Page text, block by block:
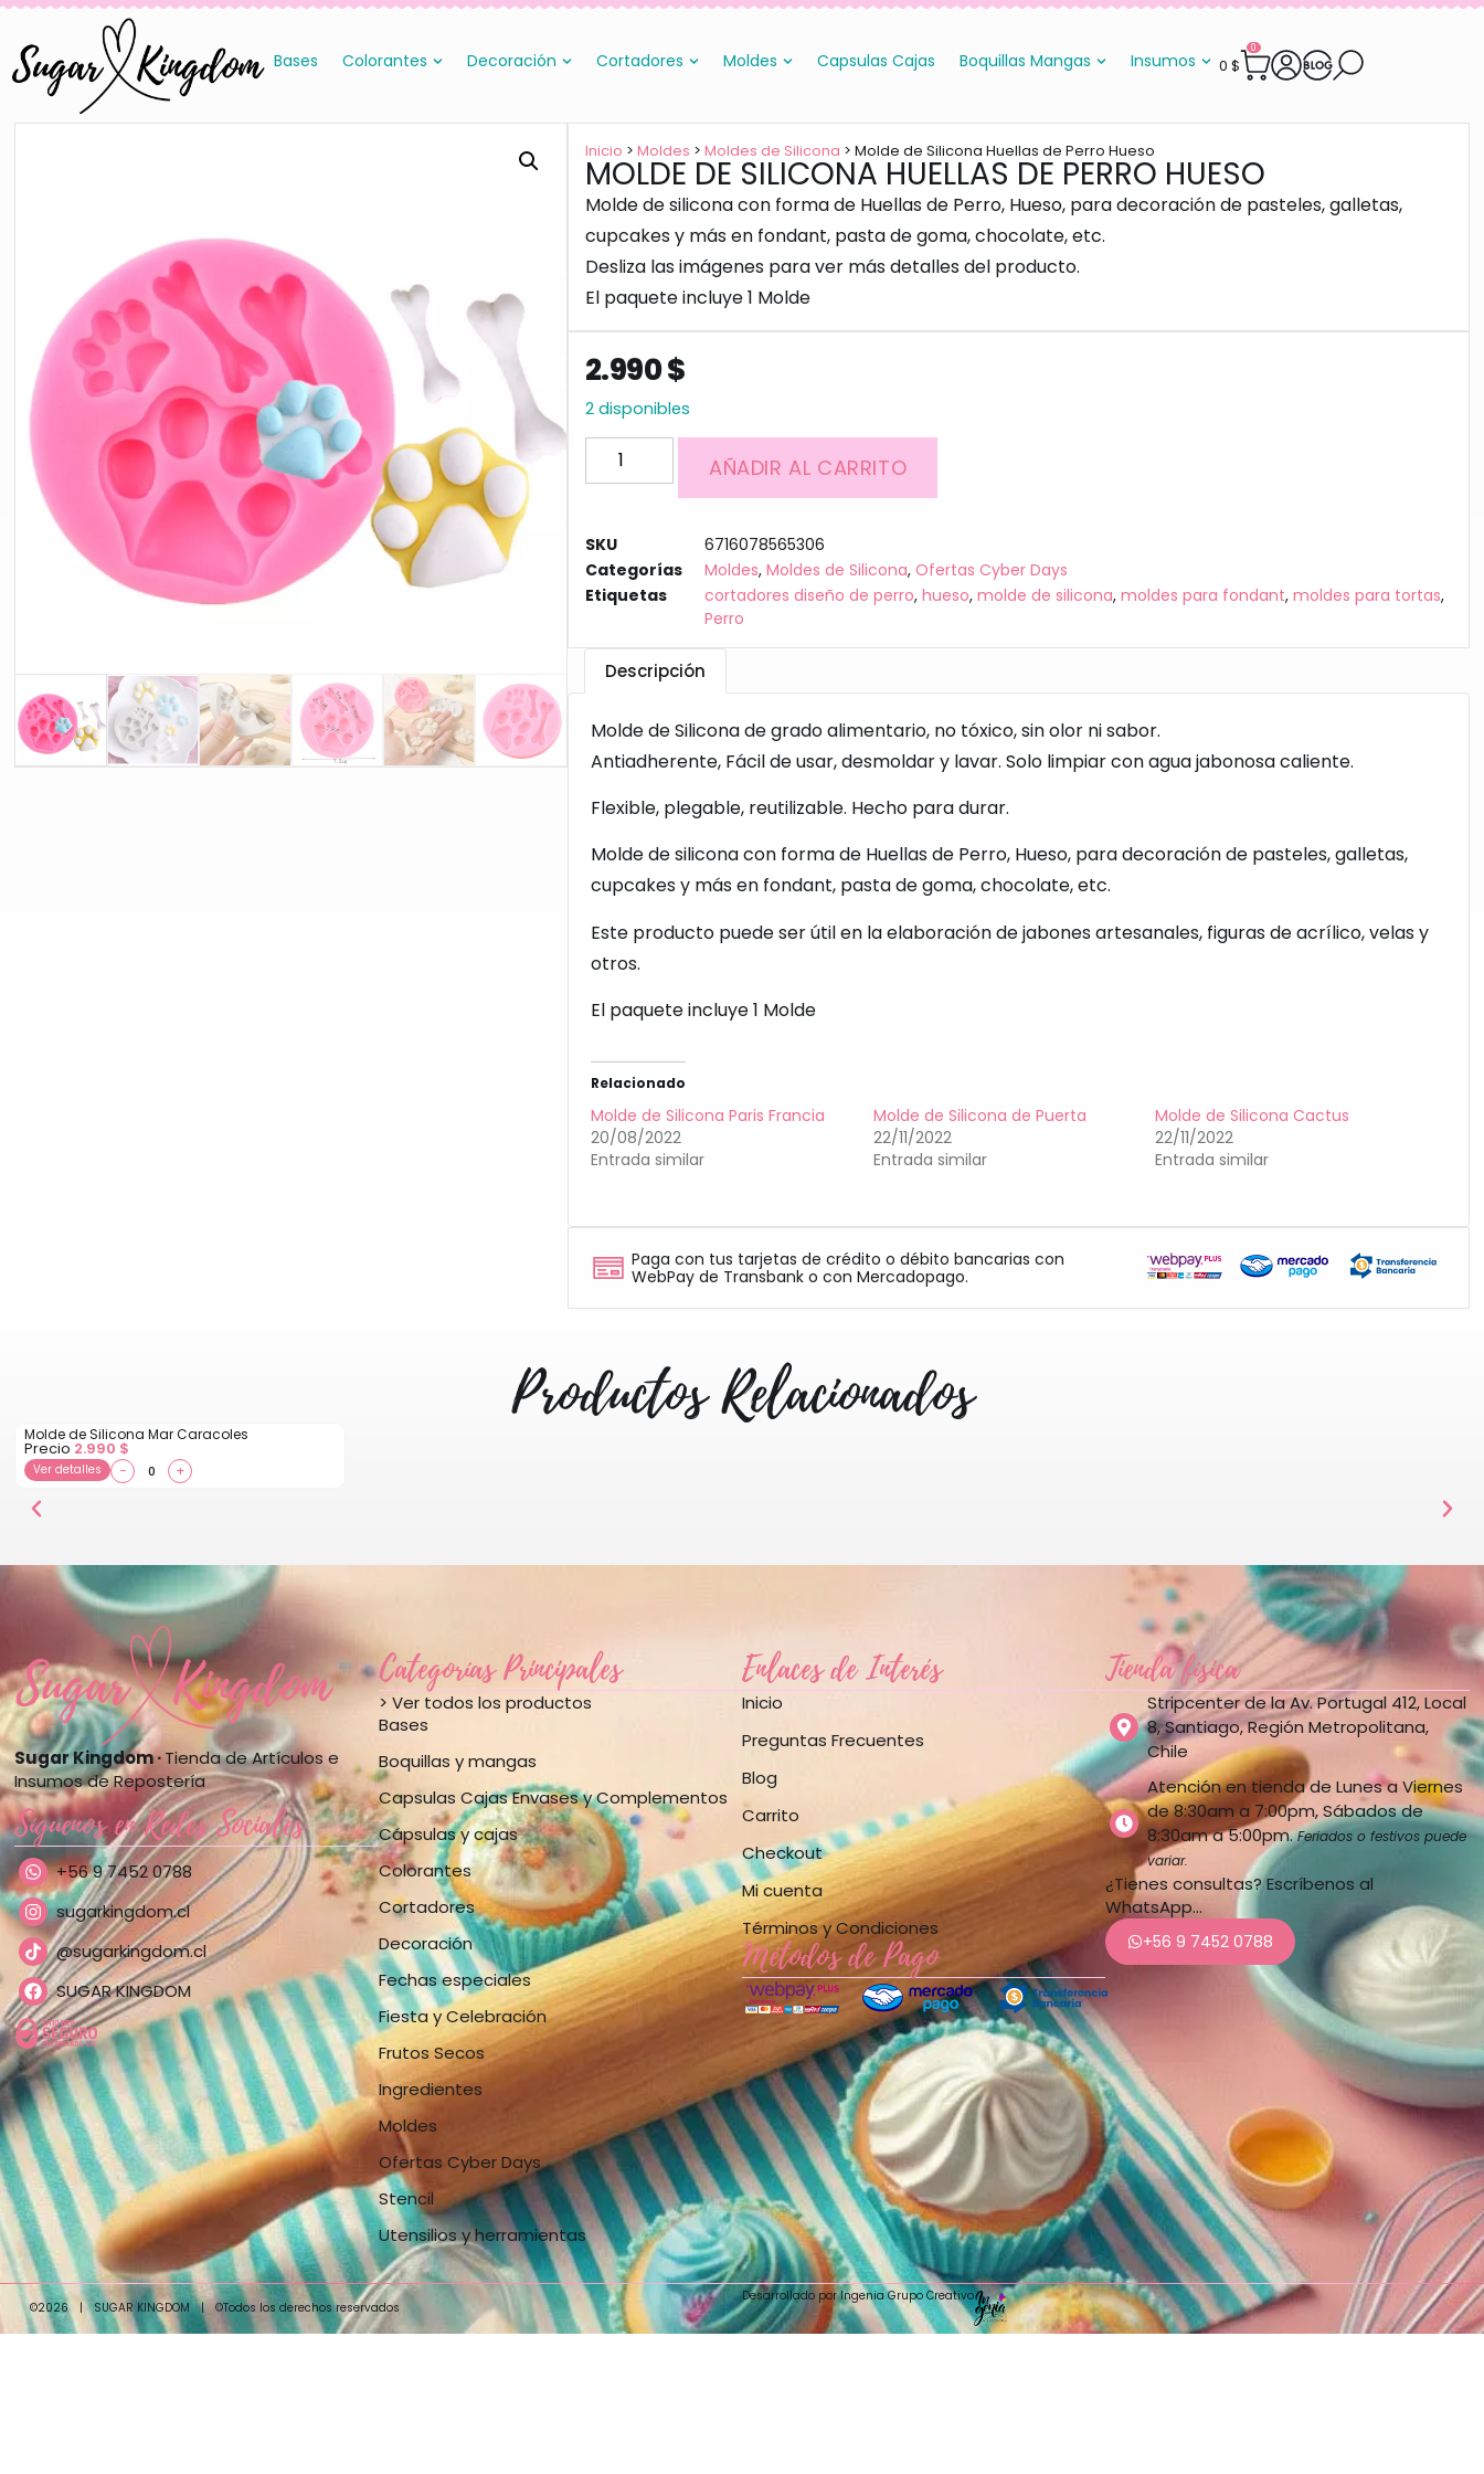
Bases Colorantes Decoración Cortadores Moldes Capsulas Cajas Boquillas Mangas Insumos 0 $
0
Inicio > Moldes > Moldes de Silicona > Molde de Silicona Huellas de Perro Hueso
MOLDE DE SILICONA HUELLAS DE PERRO HUESO
Molde de silicona con forma de Huellas de Perro, Hueso, para decoración de pasteles, galletas,
cupcakes y más en fondant, pasta de goma, chocolate, etc.
Desliza las imágenes para ver más detalles del producto.
El paquete incluye 1 Molde
2.990$
2 disponibles
AÑADIR AL CARRITO
SKU
6716078565306
Categorías
Moldes, Moldes de Silicona, Ofertas Cyber Days
Etiquetas
cortadores diseño de perro, hueso, molde de silicona, moldes para fondant, moldes para tortas,
Perro
Descripción
Molde de Silicona de grado alimentario, no tóxico, sin olor ni sabor.
Antiadherente, Fácil de usar, desmoldar y lavar. Solo limpiar con agua jabonosa caliente.
Flexible, plegable, reutilizable. Hecho para durar.
Molde de silicona con forma de Huellas de Perro, Hueso, para decoración de pasteles, galletas,
cupcakes y más en fondant, pasta de goma, chocolate, etc.
Este producto puede ser útil en la elaboración de jabones artesanales, figuras de acrílico, velas y
otros.
El paquete incluye 1 Molde
Relacionado
Molde de Silicona Paris Francia
20/08/2022
Entrada similar
Molde de Silicona de Puerta
22/11/2022
Entrada similar
Molde de Silicona Cactus
22/11/2022
Entrada similar
Paga con tus tarjetas de crédito o débito bancarias con
WebPay de Transbank o con Mercadopago.
Productos Relacionados
Molde de Silicona Mar Caracoles
Precio 2.990 $
Ver detalles − +
Sugar Kingdom ·Tienda de Artículos e
Insumos de Repostería
Síguenos en Redes Sociales
+56 9 7452 0788
sugarkingdom.cl
@sugarkingdom.cl
SUGAR KINGDOM
Categorías Principales
> Ver todos los productos
Bases
Boquillas y mangas
Capsulas Cajas Envases y Complementos
Cápsulas y cajas
Colorantes
Cortadores
Decoración
Fechas especiales
Fiesta y Celebración
Frutos Secos
Ingredientes
Moldes
Ofertas Cyber Days
Stencil
Utensilios y herramientas
Enlaces de Interés
Inicio
Preguntas Frecuentes
Blog
Carrito
Checkout
Mi cuenta
Términos y Condiciones
Métodos de Pago
Tienda física
Stripcenter de la Av. Portugal 412, Local
8, Santiago, Región Metropolitana,
Chile
Atención en tienda de Lunes a Viernes
de 8:30am a 7:00pm, Sábados de
8:30am a 5:00pm.Feriados o festivos puede
variar.
¿Tienes consultas? Escríbenos al
WhatsApp…
+56 9 7452 0788
©2026 | SUGAR KINGDOM | ©Todos los derechos reservados
Desarrollado por Ingenia Grupo Creativo